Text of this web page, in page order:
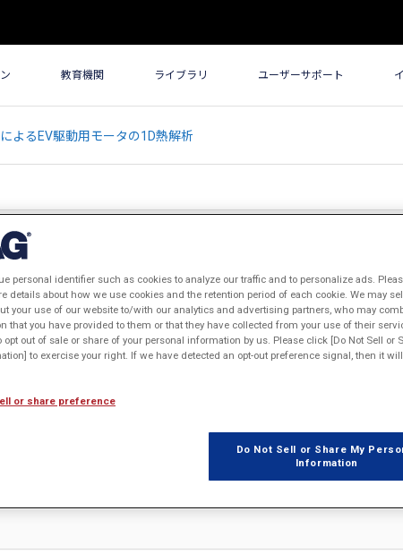
教育機関 ライブラリ ユーザーサポート
よるEV駆動用モータの1D熱解析
EV駆動用モータの1D熱解析
: 2020年
personal identifier such as cookies to analyze our traffic and to personalize ads.
details about how we use cookies and the retention period of each cookie. We may
your use of our website to/with our analytics and advertising partners, who may
that you have provided to them or that they have collected from your use of their
opt out of sale or share of your personal information by us. Please click [Do Not Sell or
to exercise your right. If we have detected an opt-out preference signal, then it
or share preference
Do Not Sell or Share My
Information